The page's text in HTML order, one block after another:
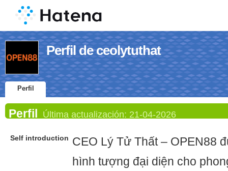
Perfil de ceolytuthat
Perfil
Perfil Última actualización: 21-04-2026
Self introduction CEO Lý Tử Thất – OPEN88
hình tượng đại diện cho